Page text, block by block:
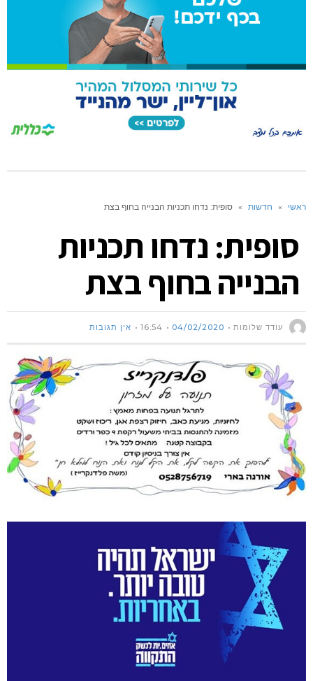
ראשי » חדשות » סופית: נדחו תכניות הבנייה בחוף בצת
סופית: נדחו תכניות
הבנייה בחוף בצת
עודד שלומות 04/02/2020
16:54 אין תגובות